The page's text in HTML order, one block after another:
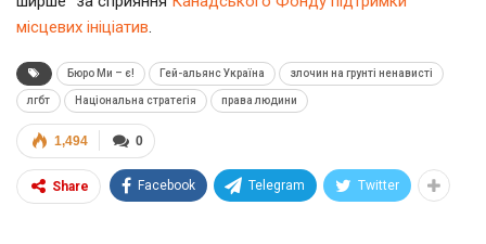
місцевих ініціатив
Бюро Ми – є! Гей-альянс Україна злочин на грунті ненависті
лгбт Національна стратегія права людини
0
1,494
Share Facebook Telegram Twitter